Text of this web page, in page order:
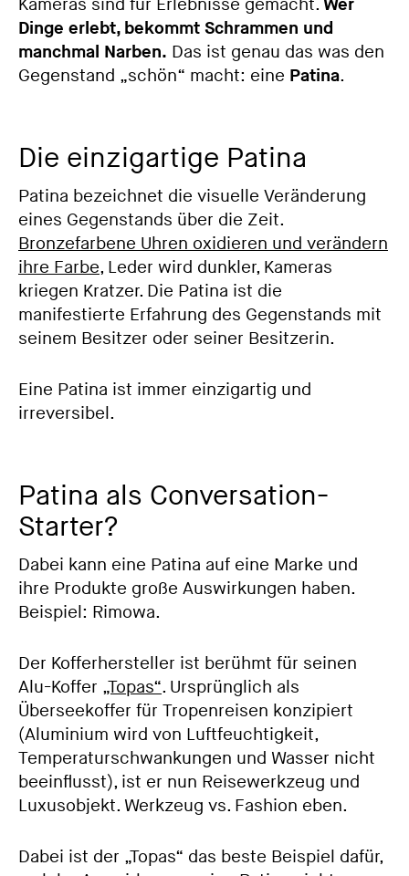
Kameras sind für Erlebnisse gemacht. Wer
Dinge erlebt, bekommt Schrammen und
manchmal Narben. Das ist genau das was den
Gegenstand „schön“ macht: eine Patina.
Die einzigartige Patina
Patina bezeichnet die visuelle Veränderung
eines Gegenstands über die Zeit.
Bronzefarbene Uhren oxidieren und verändern
ihre Farbe, Leder wird dunkler, Kameras
kriegen Kratzer. Die Patina ist die
manifestierte Erfahrung des Gegenstands mit
seinem Besitzer oder seiner Besitzerin.
Eine Patina ist immer einzigartig und
irreversibel.
Patina als Conversation-
Starter?
Dabei kann eine Patina auf eine Marke und
ihre Produkte große Auswirkungen haben.
Beispiel: Rimowa.
Der Kofferhersteller ist berühmt für seinen
Alu-Koffer „Topas“. Ursprünglich als
Überseekoffer für Tropenreisen konzipiert
(Aluminium wird von Luftfeuchtigkeit,
Temperaturschwankungen und Wasser nicht
beeinflusst), ist er nun Reisewerkzeug und
Luxusobjekt. Werkzeug vs. Fashion eben.
Dabei ist der „Topas“ das beste Beispiel dafür,